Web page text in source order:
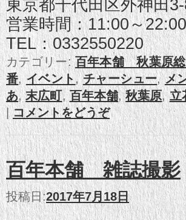
東京都千代田区外神田
営業時間：11:00～22:00
TEL：0332550220
カテゴリー: 百年本舗 秋葉原
番,イベント,チャーシュー,メ
あ,末広町,百年本舗,秋葉原,立
|コメントをどうぞ
百年本舗 雑誌撮影
投稿日:2017年7月18日